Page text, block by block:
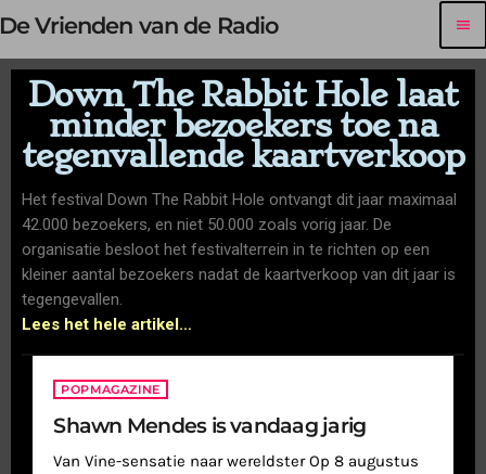
De Vrienden van de Radio menu
Down The Rabbit Hole laat
minder bezoekers toe na
tegenvallende kaartverkoop
Het festival Down The Rabbit Hole ontvangt dit jaar maximaal
42.000 bezoekers, en niet 50.000 zoals vorig jaar. De
organisatie besloot het festivalterrein in te richten op een
kleiner aantal bezoekers nadat de kaartverkoop van dit jaar is
tegengevallen.
Lees het hele artikel…
POPMAGAZINE
Shawn Mendes is vandaag jarig
Van Vine-sensatie naar wereldster Op 8 augustus